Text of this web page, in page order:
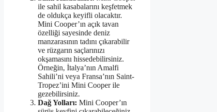
ile sahil kasabalarını keşfetmek
de oldukça keyifli olacaktır.
Mini Cooper’ın açık tavan
özelliği sayesinde deniz
manzarasının tadını çıkarabilir
ve rüzgarın saçlarınızı
okşamasını hissedebilirsiniz.
Örneğin, İtalya’nın Amalfi
Sahili’ni veya Fransa’nın Saint-
Tropez’ini Mini Cooper ile
gezebilirsiniz.
Dağ Yolları: Mini Cooper’ın